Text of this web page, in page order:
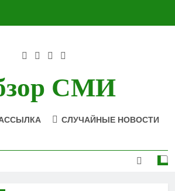
СМИ
СЛУЧАЙНЫЕ НОВОСТИ